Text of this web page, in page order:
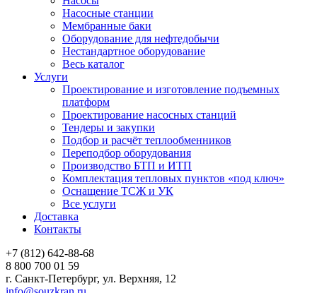
Насосные станции
Мембранные баки
Оборудование для нефтедобычи
Нестандартное оборудование
Весь каталог
Услуги
Проектирование и изготовление подъемных
платформ
Проектирование насосных станций
Тендеры и закупки
Подбор и расчёт теплообменников
Переподбор оборудования
Производство БТП и ИТП
Комплектация тепловых пунктов «под ключ»
Оснащение ТСЖ и УК
Все услуги
Доставка
Контакты
+7 (812) 642-88-68
8 800 700 01 59
г. Санкт-Петербург, ул. Верхняя, 12